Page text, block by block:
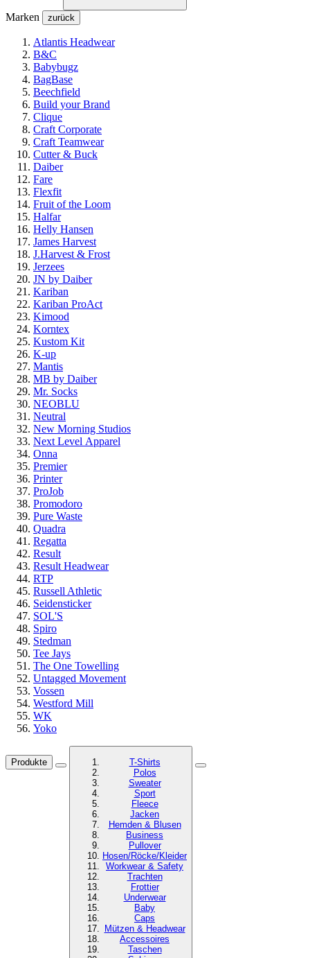
Marken zurück
Atlantis Headwear
B&C
Babybugz
BagBase
Beechfield
Build your Brand
Clique
Craft Corporate
Craft Teamwear
Cutter & Buck
Daiber
Fare
Flexfit
Fruit of the Loom
Halfar
Helly Hansen
James Harvest
J.Harvest & Frost
Jerzees
JN by Daiber
Kariban
Kariban ProAct
Kimood
Korntex
Kustom Kit
K-up
Mantis
MB by Daiber
Mr. Socks
NEOBLU
Neutral
New Morning Studios
Next Level Apparel
Onna
Premier
Printer
ProJob
Promodoro
Pure Waste
Quadra
Regatta
Result
Result Headwear
RTP
Russell Athletic
Seidensticker
SOL'S
Spiro
Stedman
Tee Jays
The One Towelling
Untagged Movement
Vossen
Westford Mill
WK
Yoko
Produkte
T-Shirts
Polos
Sweater
Sport
Fleece
Jacken
Hemden & Blusen
Business
Pullover
Hosen/Röcke/Kleider
Workwear & Safety
Trachten
Frottier
Underwear
Baby
Caps
Mützen & Headwear
Accessoires
Taschen